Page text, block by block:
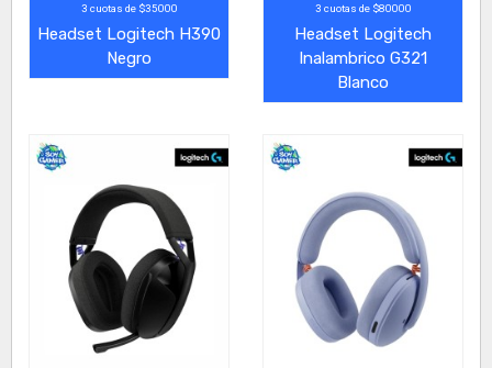
3 cuotas de $35000
Headset Logitech H390
Negro
3 cuotas de $80000
Headset Logitech
Inalambrico G321
Blanco